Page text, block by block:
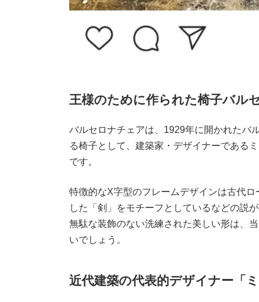
王様のために作られた椅子バル
バルセロナチェアは、1929年に開かれたバ
る椅子として、建築家・デザイナーである
です。
特徴的なX字型のフレームデザインは古代
した「剣」をモチーフとしているなどの説
無駄な装飾のない洗練された美しい形は、
いでしょう。
近代建築の代表的デザイナー「